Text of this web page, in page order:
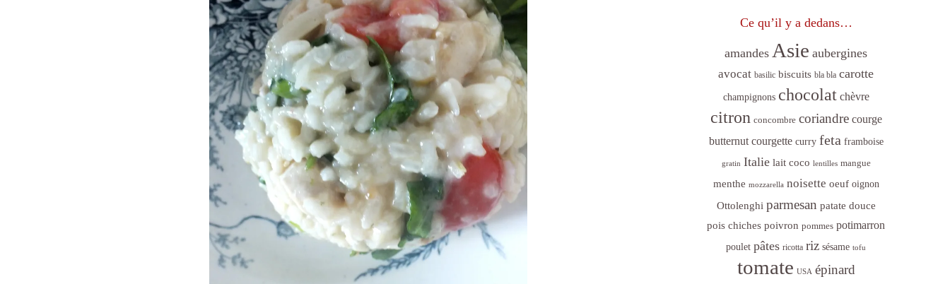
Ce qu’il y a dedans…
amandes Asie aubergines
avocat basilic biscuits bla bla carotte
champignons chocolat chèvre
citron concombre coriandre courge
butternut courgette curry feta framboise
gratin Italie lait coco lentilles mangue
menthe mozzarella noisette oeuf oignon
Ottolenghi parmesan patate douce
pois chiches poivron pommes potimarron
poulet pâtes ricotta riz sésame tofu
tomate USA épinard